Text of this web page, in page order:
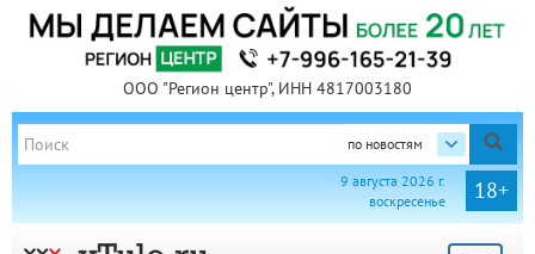
ООО "Регион центр", ИНН 4817003180
по новостям
18+
9 августа 2026 г.
воскресенье